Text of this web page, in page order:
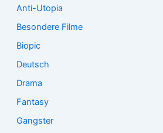
Anti-Utopia
Besondere Filme
Biopic
Deutsch
Drama
Fantasy
Gangster